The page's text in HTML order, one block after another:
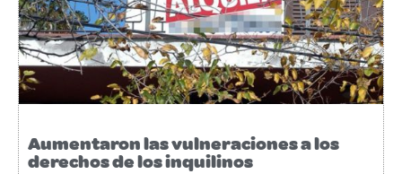
Aumentaron las vulneraciones a los
derechos de los inquilinos